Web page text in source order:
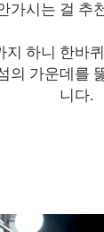
가시는 걸 추
지 하니 한바
의 가운데를
니다.